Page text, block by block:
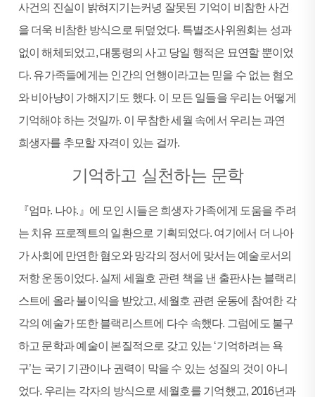
사건의 진실이 밝혀지기는커녕 잘못된 기억이 비참한 사건
을 더욱 비참한 방식으로 뒤덮었다. 특별조사위원회는 성과
없이 해체되었고, 대통령의 사고 당일 행적은 묘연할 뿐이었
다. 유가족들에게는 인간의 언행이라고는 믿을 수 없는 혐오
와 비아냥이 가해지기도 했다. 이 모든 일들을 우리는 어떻게
기억해야 하는 것일까. 이 무참한 세월 속에서 우리는 과연
희생자를 추모할 자격이 있는 걸까.
기억하고 실천하는 문학
『엄마. 나야.』에 모인 시들은 희생자 가족에게 도움을 주려
는 치유 프로젝트의 일환으로 기획되었다. 여기에서 더 나아
가 사회에 만연한 혐오와 망각의 정서에 맞서는 예술로서의
저항 운동이었다. 실제 세월호 관련 책을 낸 출판사는 블랙리
스트에 올라 불이익을 받았고, 세월호 관련 운동에 참여한 각
각의 예술가 또한 블랙리스트에 다수 속했다. 그럼에도 불구
하고 문학과 예술이 본질적으로 갖고 있는 ‘기억하려는 욕
구’는 국기 기관이나 권력이 막을 수 있는 성질의 것이 아니
었다. 우리는 각자의 방식으로 세월호를 기억했고, 2016년과